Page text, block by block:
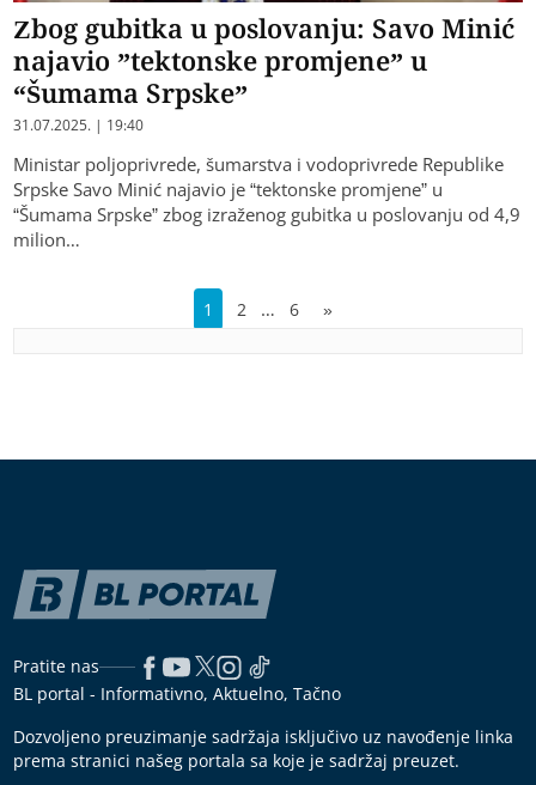
Zbog gubitka u poslovanju: Savo Minić
najavio ”tektonske promjene” u
“Šumama Srpske”
31.07.2025. | 19:40
Ministar poljoprivrede, šumarstva i vodoprivrede Republike
Srpske Savo Minić najavio je “tektonske promjene” u
“Šumama Srpske” zbog izraženog gubitka u poslovanju od 4,9
milion…
1 2 … 6 »
Pratite nas
BL portal - Informativno, Aktuelno, Tačno
Dozvoljeno preuzimanje sadržaja isključivo uz navođenje linka
prema stranici našeg portala sa koje je sadržaj preuzet.